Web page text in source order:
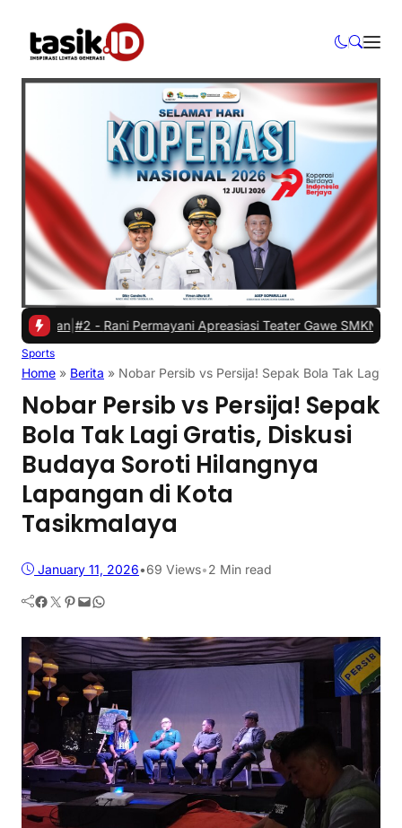
#2 - Rani Permayani Apreasiasi Teater Gawe SMKN 3
Sports
Home » Berita » Nobar Persib vs Persija! Sepak Bola Tak Lagi
Nobar Persib vs Persija! Sepak
Bola Tak Lagi Gratis, Diskusi
Budaya Soroti Hilangnya
Lapangan di Kota
Tasikmalaya
January 11, 2026•69 Views•2 Min read
Facebook Twitter Pinterest Mail WhatsApp